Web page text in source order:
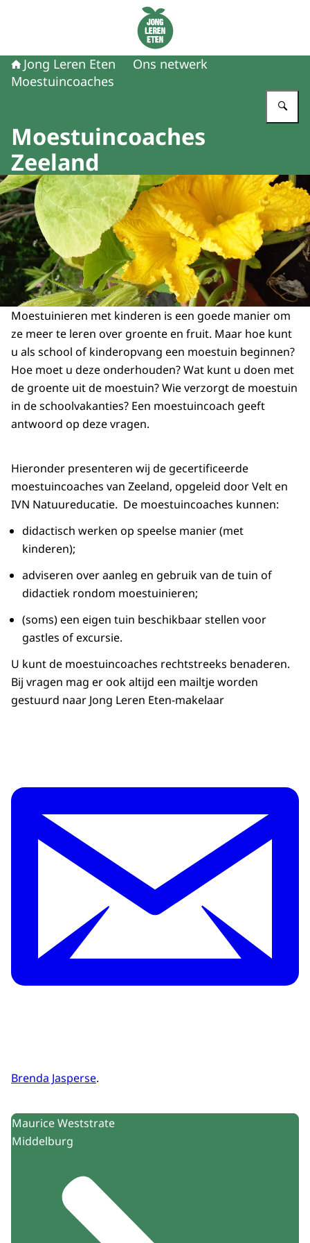
Naar de homepage van Jong Leren Eten
Jong Leren Eten
Ons netwerk
Moestuincoaches
Moestuincoaches
Zeeland
Moestuinieren met kinderen is een goede manier om
ze meer te leren over groente en fruit. Maar hoe kunt
u als school of kinderopvang een moestuin beginnen?
Hoe moet u deze onderhouden? Wat kunt u doen met
de groente uit de moestuin? Wie verzorgt de moestuin
in de schoolvakanties? Een moestuincoach geeft
antwoord op deze vragen.
Hieronder presenteren wij de gecertificeerde
moestuincoaches van Zeeland, opgeleid door Velt en
IVN Natuureducatie. De moestuincoaches kunnen:
didactisch werken op speelse manier (met
kinderen);
adviseren over aanleg en gebruik van de tuin of
didactiek rondom moestuinieren;
(soms) een eigen tuin beschikbaar stellen voor
gastles of excursie.
U kunt de moestuincoaches rechtstreeks benaderen.
Bij vragen mag er ook altijd een mailtje worden
gestuurd naar Jong Leren Eten-makelaar
Brenda Jasperse.
Uitgelicht
Maurice Weststrate
Middelburg